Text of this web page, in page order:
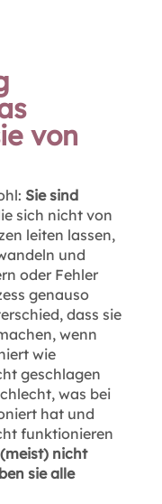
von
Sie sind
sich nicht von
leiten lassen,
und
oder Fehler
genauso
dass sie
wenn
wie
geschlagen
was bei
hat und
funktionieren
nicht
sie alle